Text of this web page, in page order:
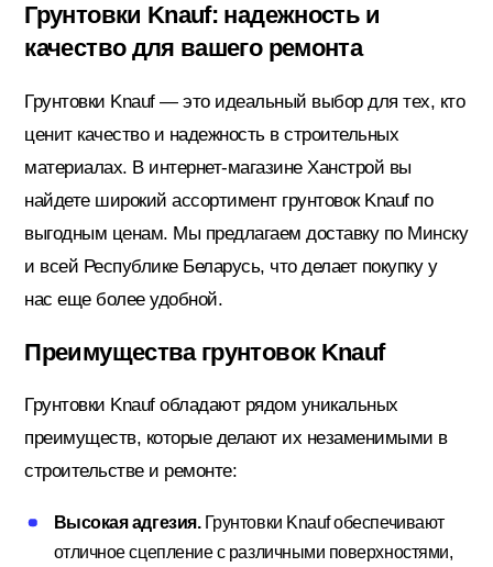
Потолочный плинтус
Стеклохолст; Клей для обоев
Строительные смеси
Строительный инструмент
Утеплители и комплектующие
Электрика
Грунтовки Knauf: надежность и
качество для вашего ремонта
Грунтовки Knauf — это идеальный выбор для тех, кто
ценит качество и надежность в строительных
материалах. В интернет-магазине Ханстрой вы
найдете широкий ассортимент грунтовок Knauf по
выгодным ценам. Мы предлагаем доставку по Минску
и всей Республике Беларусь, что делает покупку у
нас еще более удобной.
Преимущества грунтовок Knauf
Грунтовки Knauf обладают рядом уникальных
преимуществ, которые делают их незаменимыми в
строительстве и ремонте:
Высокая адгезия.Грунтовки Knauf обеспечивают
отличное сцепление с различными поверхностями,